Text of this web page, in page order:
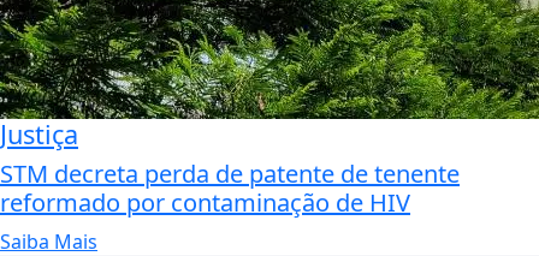
Justiça
STM decreta perda de patente de tenente
reformado por contaminação de HIV
Saiba Mais